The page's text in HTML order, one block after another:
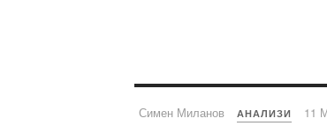
Симен Миланов АНАЛИЗИ 11